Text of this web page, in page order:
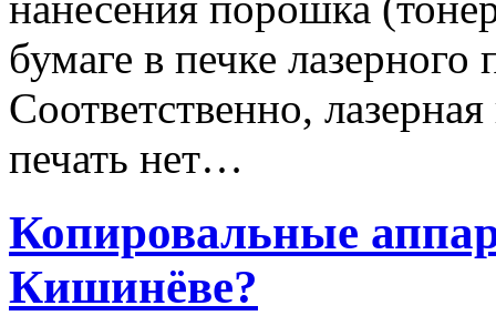
бумаге в печке лазерного
Соответственно,
печать нет…
Копировальные
Кишинёве?